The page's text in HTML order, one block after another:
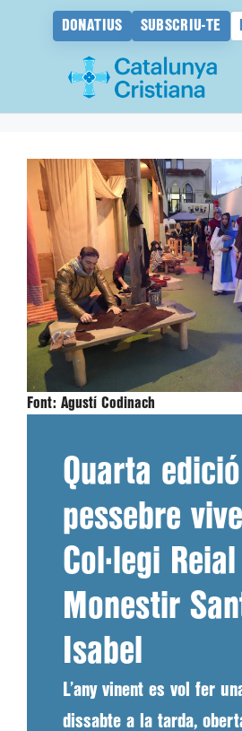
DONATIUS SUBSCRIU-TE
contingut
Font: Agustí Codinach
Quarta edició
pessebre
Col·legi Reial
Monestir
Isabel
L’any vinent es vol fer
dissabte a la tarda,